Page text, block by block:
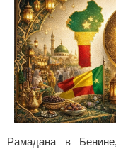
Рамадана в